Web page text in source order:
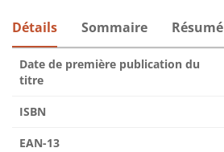
Détails Sommaire Résumé
Date de première publication du
titre
ISBN
EAN-13